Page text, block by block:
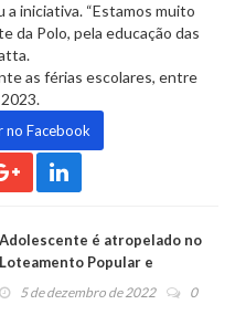
iniciativa. “Estamos muito
da Polo, pela educação das
as férias escolares, entre
no Facebook
Adolescente é atropelado no
Loteamento Popular e
motorista foge
5 de dezembro de 2022 0